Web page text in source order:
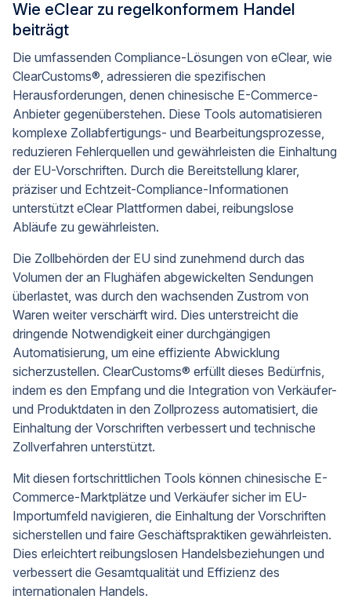
Wie eClear zu regelkonformem Handel
beiträgt
Die umfassenden Compliance-Lösungen von eClear, wie
ClearCustoms®, adressieren die spezifischen
Herausforderungen, denen chinesische E-Commerce-
Anbieter gegenüberstehen. Diese Tools automatisieren
komplexe Zollabfertigungs- und Bearbeitungsprozesse,
reduzieren Fehlerquellen und gewährleisten die Einhaltung
der EU-Vorschriften. Durch die Bereitstellung klarer,
präziser und Echtzeit-Compliance-Informationen
unterstützt eClear Plattformen dabei, reibungslose
Abläufe zu gewährleisten.
Die Zollbehörden der EU sind zunehmend durch das
Volumen der an Flughäfen abgewickelten Sendungen
überlastet, was durch den wachsenden Zustrom von
Waren weiter verschärft wird. Dies unterstreicht die
dringende Notwendigkeit einer durchgängigen
Automatisierung, um eine effiziente Abwicklung
sicherzustellen. ClearCustoms® erfüllt dieses Bedürfnis,
indem es den Empfang und die Integration von Verkäufer-
und Produktdaten in den Zollprozess automatisiert, die
Einhaltung der Vorschriften verbessert und technische
Zollverfahren unterstützt.
Mit diesen fortschrittlichen Tools können chinesische E-
Commerce-Marktplätze und Verkäufer sicher im EU-
Importumfeld navigieren, die Einhaltung der Vorschriften
sicherstellen und faire Geschäftspraktiken gewährleisten.
Dies erleichtert reibungslosen Handelsbeziehungen und
verbessert die Gesamtqualität und Effizienz des
internationalen Handels.